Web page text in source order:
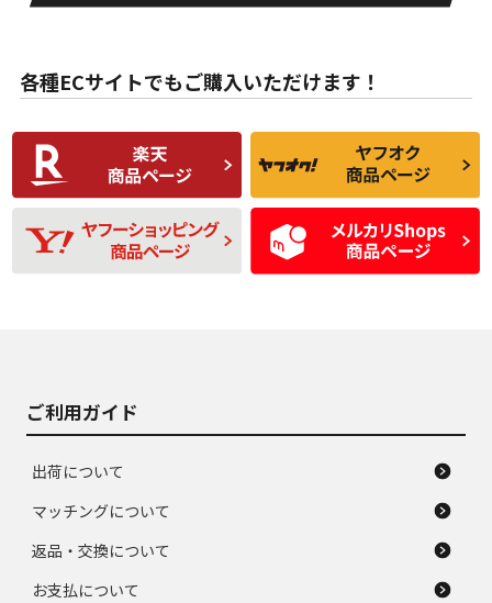
な中古品
んどない中古品
C
比較的きれいな中古
品
C
られるが、使用に問
題のない中古品
D
使用感や目立つ傷が
あり、一般的な中古
品
D
残り溝も少なく、偏
磨耗がみられ、短期
間使用できるくらい
の中古品
各種ECサイトでもご購入いただけます！
ご利用ガイド
出荷について
マッチングについて
返品・交換について
お支払について